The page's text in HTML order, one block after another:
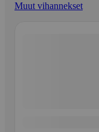
Muut vihannekset